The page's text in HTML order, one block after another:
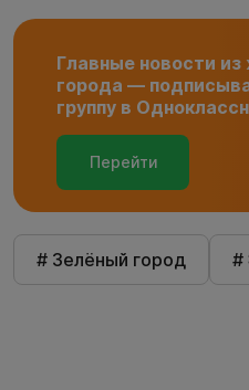
Главные новости
города —
группу в
Перейти
# Зелёный город #